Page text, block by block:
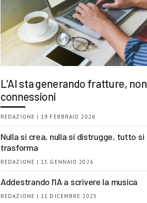
L’AI sta generando fratture, non
connessioni
REDAZIONE | 19 FEBBRAIO 2026
Nulla si crea, nulla si distrugge, tutto si
trasforma
REDAZIONE | 13 GENNAIO 2026
Addestrando l’IA a scrivere la musica
REDAZIONE | 11 DICEMBRE 2025